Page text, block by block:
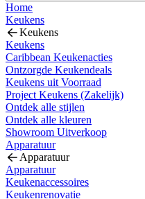
Home
Keukens
Keukens
Keukens
Caribbean Keukenacties
Ontzorgde Keukendeals
Keukens uit Voorraad
Project Keukens (Zakelijk)
Ontdek alle stijlen
Ontdek alle kleuren
Showroom Uitverkoop
Apparatuur
Apparatuur
Apparatuur
Keukenaccessoires
Keukenrenovatie